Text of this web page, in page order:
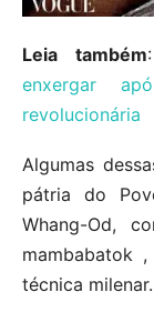
Leia também
enxergar
revolucionária
Algumas
pátria do
Whang-Od,
mambabatok
técnica milenar.